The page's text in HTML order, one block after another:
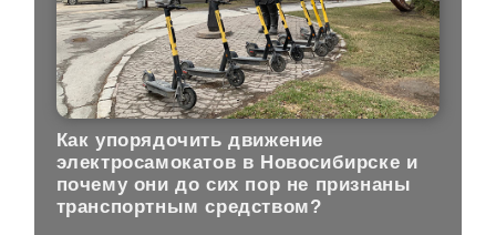
Как упорядочить движение
электросамокатов в Новосибирске и
почему они до сих пор не признаны
транспортным средством?